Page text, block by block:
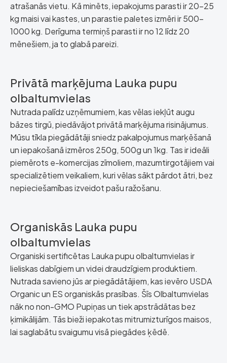
atrašanās vietu. Kā minēts, iepakojums parasti ir 20-25
kg maisi vai kastes, un parastie paletes izmēri ir 500-
1000 kg. Derīguma termiņš parasti ir no 12 līdz 20
mēnešiem, ja to glabā pareizi.
Privātā marķējuma Lauka pupu
olbaltumvielas
Nutrada palīdz uzņēmumiem, kas vēlas iekļūt augu
bāzes tirgū, piedāvājot privātā marķējuma risinājumus.
Mūsu tīkla piegādātāji sniedz pakalpojumus marķēšanā
un iepakošanā izmēros 250g, 500g un 1kg. Tas ir ideāli
piemērots e-komercijas zīmoliem, mazumtirgotājiem vai
specializētiem veikaliem, kuri vēlas sākt pārdot ātri, bez
nepieciešamības izveidot pašu ražošanu.
Organiskās Lauka pupu
olbaltumvielas
Organiski sertificētas Lauka pupu olbaltumvielas ir
lieliskas dabīgiem un videi draudzīgiem produktiem.
Nutrada savieno jūs ar piegādātājiem, kas ievēro USDA
Organic un ES organiskās prasības. Šīs Olbaltumvielas
nāk no non-GMO Pupiņas un tiek apstrādātas bez
ķimikālijām. Tās bieži iepakotas mitrumizturīgos maisos,
lai saglabātu svaigumu visā piegādes ķēdē.